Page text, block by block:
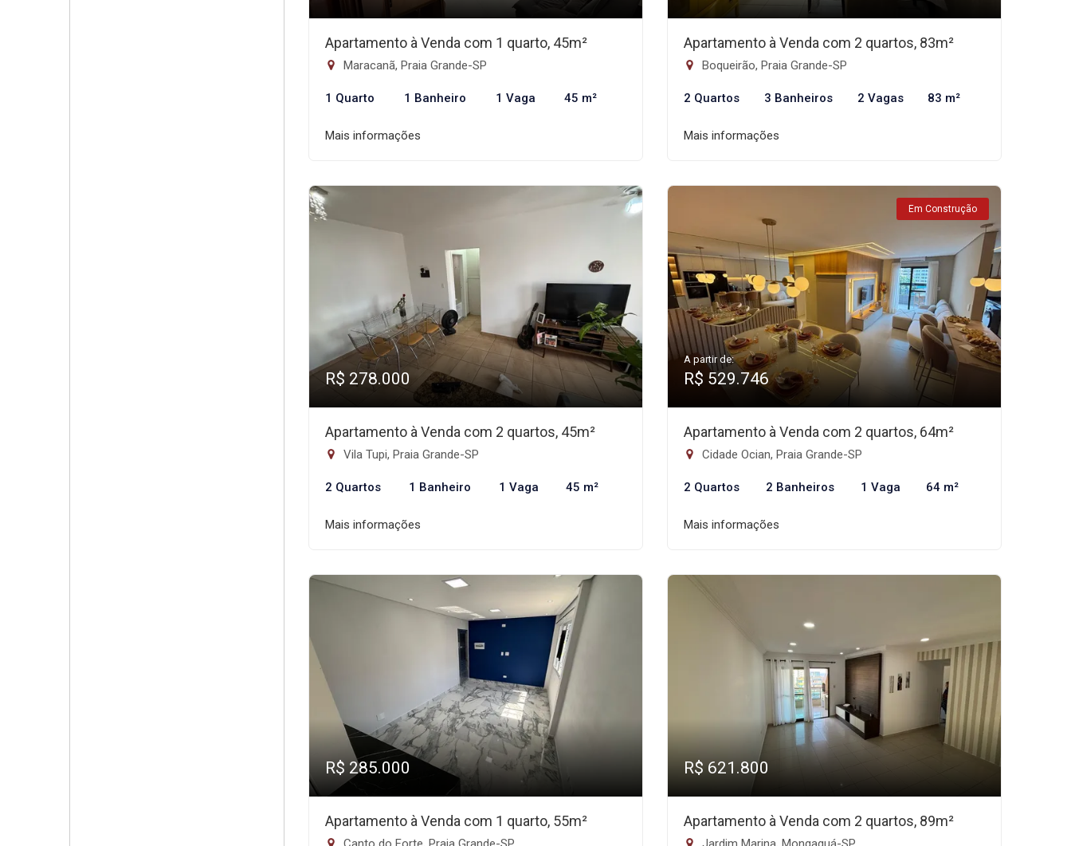
Apartamento à Venda com 1 quarto, 45m²
Maracanã, Praia Grande-SP
1 Quarto 1 Banheiro 1 Vaga 45 m²
Mais informações
Apartamento à Venda com 2 quartos, 83m²
Boqueirão, Praia Grande-SP
2 Quartos 3 Banheiros 2 Vagas 83 m²
Mais informações
R$ 278.000
Apartamento à Venda com 2 quartos, 45m²
Vila Tupi, Praia Grande-SP
2 Quartos 1 Banheiro 1 Vaga 45 m²
Mais informações
Em Construção
A partir de:
R$ 529.746
Apartamento à Venda com 2 quartos, 64m²
Cidade Ocian, Praia Grande-SP
2 Quartos 2 Banheiros 1 Vaga 64 m²
Mais informações
R$ 285.000
Apartamento à Venda com 1 quarto, 55m²
R$ 621.800
Apartamento à Venda com 2 quartos, 89m²